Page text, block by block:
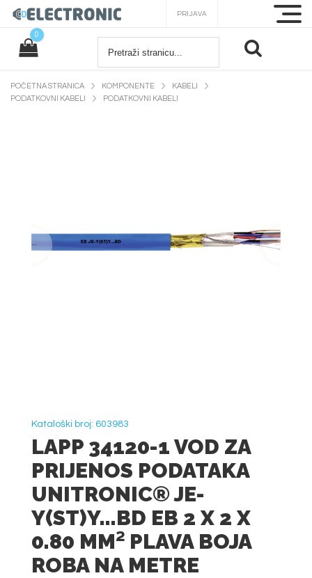
PRIJAVA
0
POČETNA STRANICA KOMPONENTE
KABELI
PODATKOVNI KABELI
PODATKOVNI KABELI
Kataloški broj: 603983
LAPP 34120-1 VOD ZA
PRIJENOS PODATAKA
UNITRONIC® JE-
Y(ST)Y...BD EB 2 X 2 X
0.80 MM² PLAVA BOJA
ROBA NA METRE